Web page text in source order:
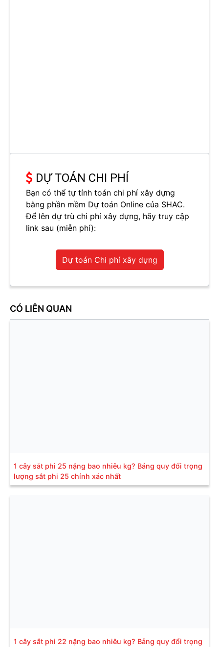
DỰ TOÁN CHI PHÍ
Bạn có thể tự tính toán chi phí xây dựng
bằng phần mềm Dự toán Online của SHAC.
Để lên dự trù chi phí xây dựng, hãy truy cập
link sau (miễn phí):
Dự toán Chi phí xây dựng
CÓ LIÊN QUAN
1 cây sắt phi 25 nặng bao nhiêu kg? Bảng quy đổi trọng
lượng sắt phi 25 chính xác nhất
1 cây sắt phi 22 nặng bao nhiêu kg? Bảng quy đổi trọng